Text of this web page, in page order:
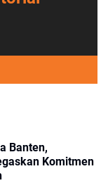
Banten,
Komitmen